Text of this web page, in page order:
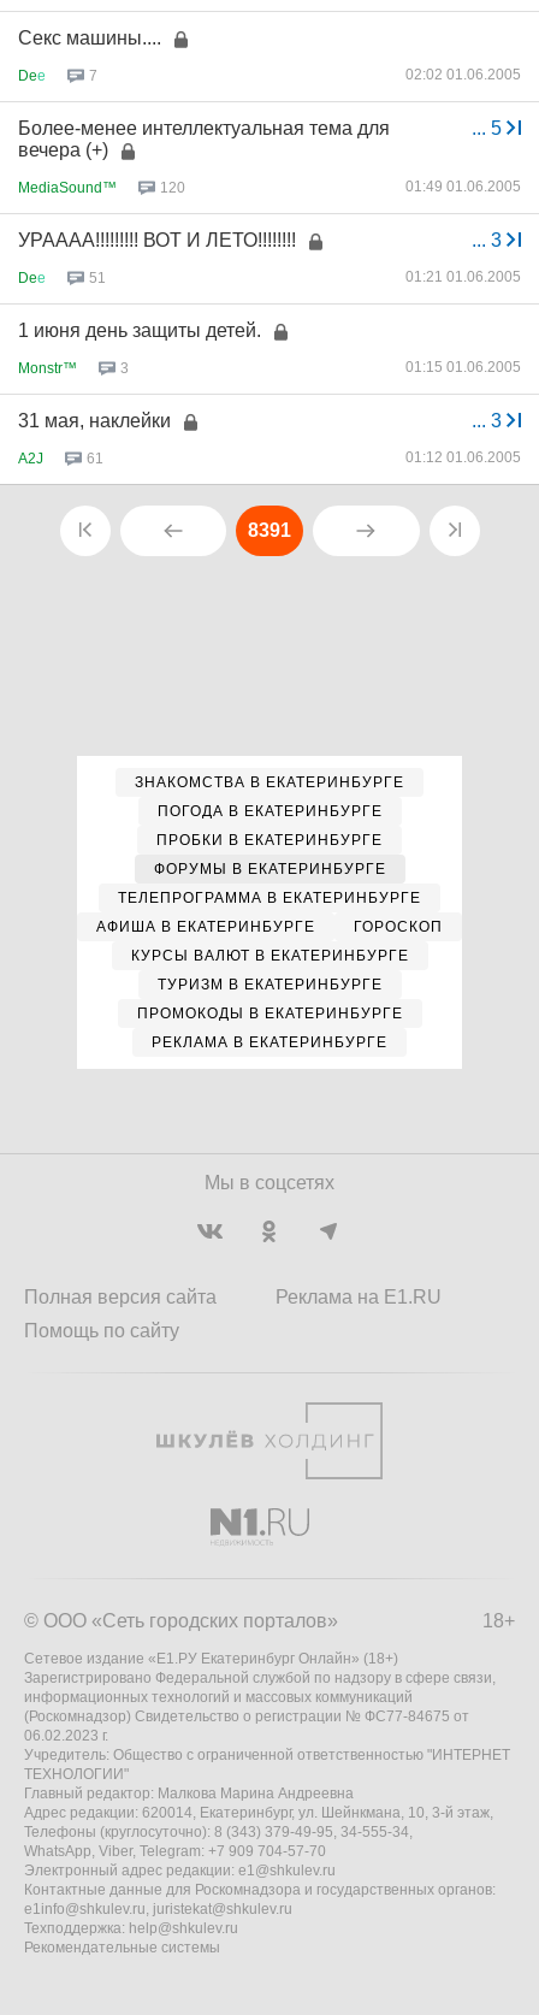
Секс машины....
Deе 7 02:02 01.06.2005
... 5
Более-менее интеллектуальная тема для
вечера (+)
MediaSound™ 120 01:49 01.06.2005
... 3
УРАААА!!!!!!!!! ВОТ И ЛЕТО!!!!!!!!
Deе 51 01:21 01.06.2005
1 июня день защиты детей.
Monstr™ 3 01:15 01.06.2005
... 3
31 мая, наклейки
A2J 61 01:12 01.06.2005
8391
ЗНАКОМСТВА В ЕКАТЕРИНБУРГЕ
ПОГОДА В ЕКАТЕРИНБУРГЕ
ПРОБКИ В ЕКАТЕРИНБУРГЕ
ФОРУМЫ В ЕКАТЕРИНБУРГЕ
ТЕЛЕПРОГРАММА В ЕКАТЕРИНБУРГЕ
АФИША В ЕКАТЕРИНБУРГЕ
ГОРОСКОП
КУРСЫ ВАЛЮТ В ЕКАТЕРИНБУРГЕ
ТУРИЗМ В ЕКАТЕРИНБУРГЕ
ПРОМОКОДЫ В ЕКАТЕРИНБУРГЕ
РЕКЛАМА В ЕКАТЕРИНБУРГЕ
Мы в соцсетях
Полная версия сайта
Помощь по сайту
Реклама на E1.RU
18+
© ООО «Сеть городских порталов»
Сетевое издание «Е1.РУ Екатеринбург Онлайн» (18+)
Зарегистрировано Федеральной службой по надзору в сфере связи,
информационных технологий и массовых коммуникаций
(Роскомнадзор) Свидетельство о регистрации № ФС77-84675 от
06.02.2023 г.
Учредитель: Общество с ограниченной ответственностью "ИНТЕРНЕТ
ТЕХНОЛОГИИ"
Главный редактор: Малкова Марина Андреевна
Адрес редакции: 620014, Екатеринбург, ул. Шейнкмана, 10, 3-й этаж,
Телефоны (круглосуточно): 8 (343) 379-49-95, 34-555-34,
WhatsApp, Viber, Telegram: +7 909 704-57-70
Электронный адрес редакции: e1@shkulev.ru
Контактные данные для Роскомнадзора и государственных органов:
e1info@shkulev.ru, juristekat@shkulev.ru
Техподдержка: help@shkulev.ru
Рекомендательные системы